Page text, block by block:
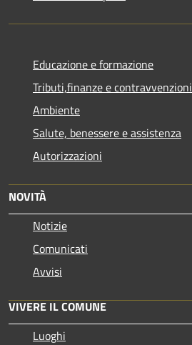
Educazione e formazione
Tributi,finanze e contravvenzioni
Ambiente
Salute, benessere e assistenza
Autorizzazioni
NOVITÀ
Notizie
Comunicati
Avvisi
VIVERE IL COMUNE
Luoghi